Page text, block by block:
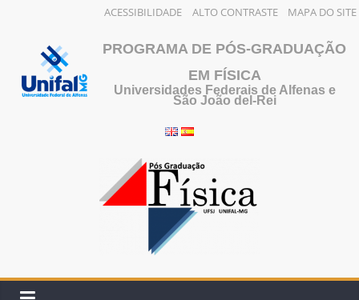
ACESSIBILIDADE ALTO CONTRASTE MAPA DO SITE
conteúdo
PROGRAMA DE PÓS-GRADUAÇÃO
EM FÍSICA
Universidades Federais de Alfenas e
São João del-Rei